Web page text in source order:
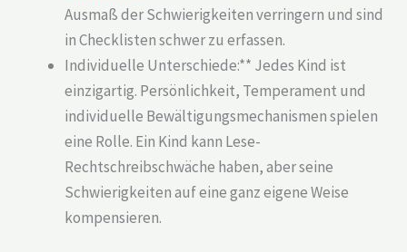
Ausmaß der Schwierigkeiten verringern und sind
in Checklisten schwer zu erfassen.
Individuelle Unterschiede:** Jedes Kind ist
einzigartig. Persönlichkeit, Temperament und
individuelle Bewältigungsmechanismen spielen
eine Rolle. Ein Kind kann Lese-
Rechtschreibschwäche haben, aber seine
Schwierigkeiten auf eine ganz eigene Weise
kompensieren.